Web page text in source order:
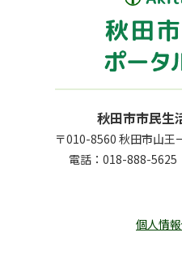
秋田市市民生
〒010-8560 秋田市山
電話： 018-888-5625
個人情